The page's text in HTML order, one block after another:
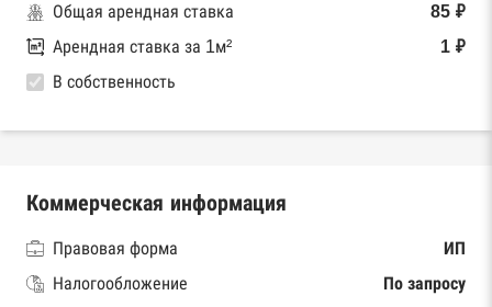
Общая арендная ставка
85 ₽
Арендная ставка за 1м²
1 ₽
В собственность
Коммерческая информация
Правовая форма
ИП
Налогообложение
По запросу